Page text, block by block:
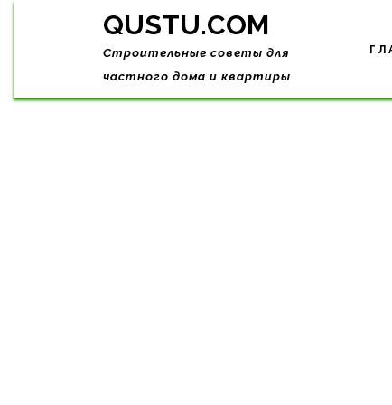
Skip
QUSTU.COM
Строительные советы для
частного дома и квартиры